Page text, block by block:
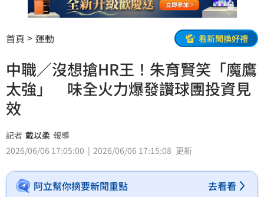
首頁 運動 看新聞換好禮
中職／沒想搶HR王！朱育賢笑「魔鷹
太強」 味全火力爆發讚球團投資見
效
記者 戴以柔 報導
2026/06/06 17:05:00
2026/06/06 17:15:08 更新
阿立幫你摘要新聞重點 去看看